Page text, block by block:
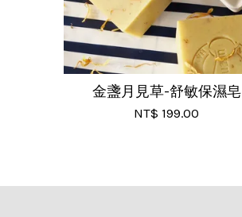
金盞月見草-舒敏保濕皂
NT$ 199.00